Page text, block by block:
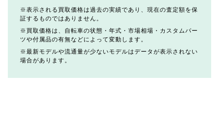
表示される買取価格は過去の実績であり、現在の査定額を保
証するものではありません。
買取価格は、自転車の状態・年式・市場相場・カスタムパー
ツや付属品の有無などによって変動します。
最新モデルや流通量が少ないモデルはデータが表示されない
場合があります。